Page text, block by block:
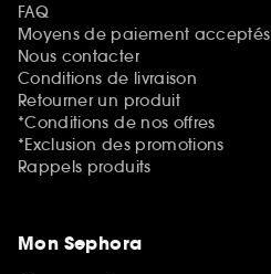
FAQ
Moyens de paiement acceptés
Nous contacter
Conditions de livraison
Retourner un produit
*Conditions de nos offres
*Exclusion des promotions
Rappels produits
Mon Sephora